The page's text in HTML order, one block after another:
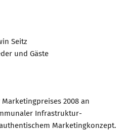
Seitz
und Gäste
2008 an
Infrastruktur-
Marketingkonzept.